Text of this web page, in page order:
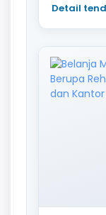
Detail